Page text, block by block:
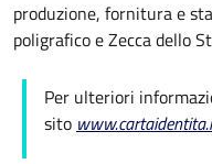
produzione, fornitura e
poligrafico e Zecca dello
Per ulteriori
sito